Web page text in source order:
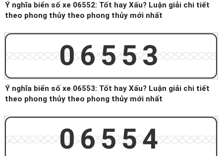
Ý nghĩa biển số xe 06552: Tốt hay Xấu? Luận giải chi tiết
theo phong thủy theo phong thủy mới nhất
06553
Ý nghĩa biển số xe 06553: Tốt hay Xấu? Luận giải chi tiết
theo phong thủy theo phong thủy mới nhất
06554